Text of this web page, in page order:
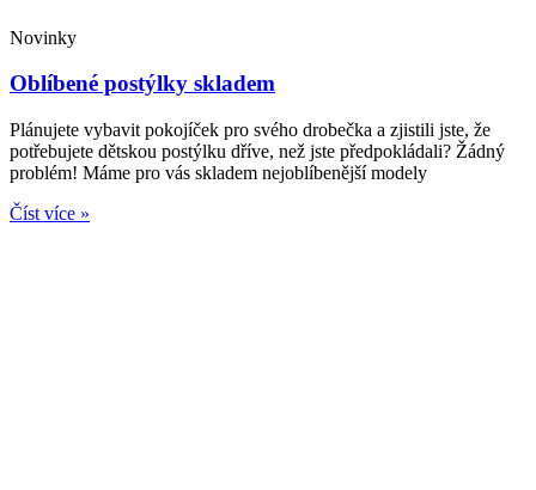
Novinky
Oblíbené postýlky skladem
Plánujete vybavit pokojíček pro svého drobečka a zjistili jste, že
potřebujete dětskou postýlku dříve, než jste předpokládali? Žádný
problém! Máme pro vás skladem nejoblíbenější modely
Číst více »